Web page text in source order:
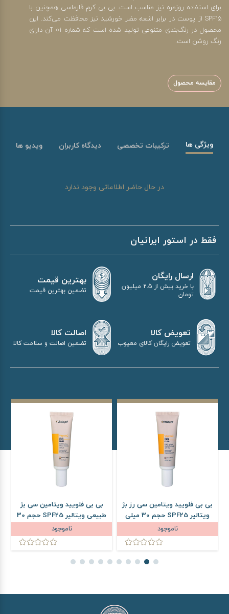
برای استفاده روزمره نیز مناسب است. بی بی کرم فارماسی همچنین با
SPF15 از پوست در برابر اشعه مضر خورشید نیز محافظت می‌کند. این
محصول در رنگ‌بندی متنوعی تولید شده است که شماره 01 آن دارای
رنگ روشن است.
مقایسه محصول
ویژگی ها ترکیبات تخصصی دیدگاه کاربران ویدیو ها
در حال حاضر اطلاعاتی وجود ندارد
فقط در استور ایرانیان
ارسال رایگان
با خرید بیش از 2.5 میلیون
تومان
بهترین قیمت
تضمین بهترین قیمت
تعویض کالا
تعویض رایگان کالای معیوب
اصالت کالا
تضمین اصالت و سلامت کالا
بی بی فلویید ویتامین سی رز بژ
ویتالیر SPF25 حجم 30 میلی
لیتر
ناموجود
بی بی فلویید ویتامین سی بژ
طبیعی ویتالیر SPF25 حجم 30
میلی لیتر
ناموجود